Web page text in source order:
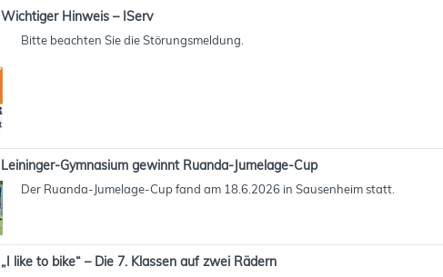
Wichtiger Hinweis – IServ
Bitte beachten Sie die Störungsmeldung.
Leininger-Gymnasium gewinnt Ruanda-Jumelage-Cup
Der Ruanda-Jumelage-Cup fand am 18.6.2026 in Sausenheim statt.
„I like to bike“ – Die 7. Klassen auf zwei Rädern